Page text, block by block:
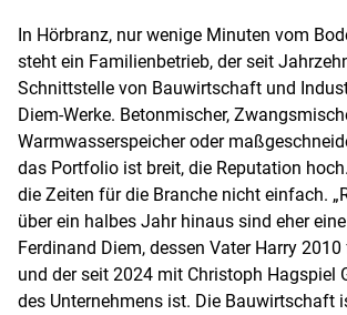
In Hörbranz, nur wenige Minuten vom
steht ein Familienbetrieb, der seit
Schnittstelle von Bauwirtschaft und
Diem-Werke. Betonmischer,
Warmwasserspeicher oder
das Portfolio ist breit, die Reputation
die Zeiten für die Branche nicht einfach.
über ein halbes Jahr hinaus sind eher
Ferdinand Diem, dessen Vater Harry
und der seit 2024 mit Christoph Hagspiel
des Unternehmens ist. Die Bauwirtschaft